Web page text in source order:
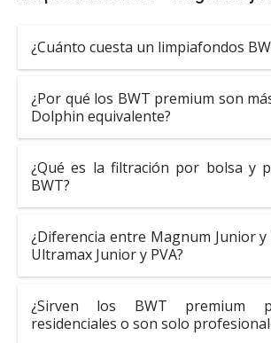
¿Cuánto cuesta un limpiafondos
¿Por qué los BWT premium son
Dolphin equivalente?
¿Qué es la filtración por bolsa y
BWT?
¿Diferencia entre Magnum Junior y
Ultramax Junior y PVA?
¿Sirven los BWT premium
residenciales o son solo